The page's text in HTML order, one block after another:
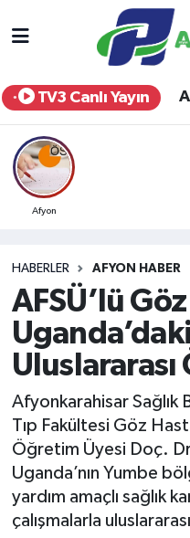
TV3 Canlı Yayın
Afyon
HABERLER AFYON HABER
AFSÜ’lü
Uluslararası
Afyonkarahisar Sağlık
Tıp Fakültesi Göz
Öğretim Üyesi Doç.
Uganda’nın Yumbe
yardım amaçlı sağlık
çalışmalarla
Yurt Haber
Afyon Haber
Ekonomi
Siyaset
Eğitim
Sağlık
Teknoloji
Kültür - Sanat
Afyonkarahisar
Afyonkarahisar
Afyonkarahisar
Afyonkarahisar
Tüm Manşetler
Son Dakika
Haber Arşivi